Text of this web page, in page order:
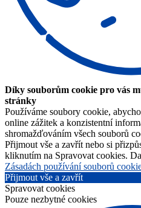
Díky souborům cookie pro vás
stránky
Používáme soubory cookie,
online zážitek a konzistentní
shromažďováním všech souborů
Přijmout vše a zavřít nebo si
kliknutím na Spravovat cookies.
Zásadách používání souborů
Přijmout vše a zavřít
Spravovat cookies
Pouze nezbytné cookies